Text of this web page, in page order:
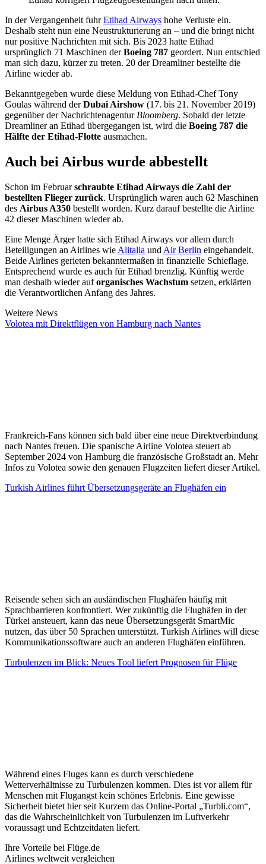
In der Vergangenheit fuhrEtihad Airways hohe Verluste ein.
Deshalb steht nun eine Neustrukturierung an – und die bringt nicht
nur positive Nachrichten mit sich. Bis 2023 hatte Etihad
ursprünglich 71 Maschinen derBoeing 787 geordert. Nun entschied
man sich dazu, kürzer zu treten. 20 der Dreamliner bestellte die
Airline wieder ab.
Bekanntgegeben wurde diese Meldung von Etihad-Chef Tony
Goulas während derDubai Airshow (17. bis 21. November 2019)
gegenüber der Nachrichtenagentur Bloomberg. Sobald der letzte
Dreamliner an Etihad übergegangen ist, wird die Boeing 787 die
Hälfte der Etihad-Flotte ausmachen.
Auch bei Airbus wurde abbestellt
Schon im Februarschraubte Etihad Airways die Zahl der
bestellten Flieger zurück. Ursprünglich waren auch 62 Maschinen
des Airbus A350 bestellt worden. Kurz darauf bestellte die Airline
42 dieser Maschinen wieder ab.
Eine Menge Ärger hatte sich Etihad Airways vor allem durch
Beteiligungen an Airlines wie Alitalia und Air Berlin eingehandelt.
Beide Airlines gerieten bekanntermaßen in finanzielle Schieflage.
Entsprechend wurde es auch für Etihad brenzlig. Künftig werde
man deshalb wieder auforganisches Wachstum setzen, erklärten
die Verantwortlichen Anfang des Jahres.
Weitere News
Volotea mit Direktflügen von Hamburg nach Nantes
Frankreich-Fans können sich bald über eine neue Direktverbindung
nach Nantes freuen. Die spanische Airline Volotea steuert ab
September 2024 von Hamburg die französische Großstadt an. Mehr
Infos zu Volotea sowie den genauen Flugzeiten liefert dieser Artikel.
Turkish Airlines führt Übersetzungsgeräte an Flughäfen ein
Reisende sehen sich an ausländischen Flughäfen häufig mit
Sprachbarrieren konfrontiert. Wer zukünftig die Flughäfen in der
Türkei ansteuert, kann das neue Übersetzungsgerät SmartMic
nutzen, das über 50 Sprachen unterstützt. Turkish Airlines will diese
Kommunikationssoftware auch an anderen Flughäfen einführen.
Turbulenzen im Blick: Neues Tool liefert Prognosen für Flüge
Während eines Fluges kann es durch verschiedene
Wetterverhältnisse zu Turbulenzen kommen. Dies ist vor allem für
Menschen mit Flugangst kein schönes Erlebnis. Eine gewisse
Sicherheit bietet hier seit Kurzem das Online-Portal „Turbli.com“,
das die Wahrscheinlichkeit von Turbulenzen im Luftverkehr
voraussagt und Echtzeitdaten liefert.
Ihre Vorteile bei Flüge.de
Airlines weltweit vergleichen